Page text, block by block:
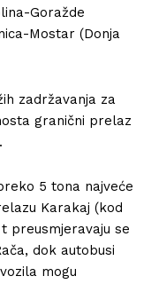
Goražde
Mostar (Donja
zadržavanja za
granični prelaz
5 tona najveće
Karakaj (kod
preusmjeravaju se
dok autobusi
mogu